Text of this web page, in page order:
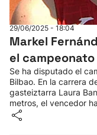
29/06/2025 - 18:04
Markel
el
Se ha disputado el
Bilbao. En la carrera
gasteiztarra Laura
metros, el vencedor